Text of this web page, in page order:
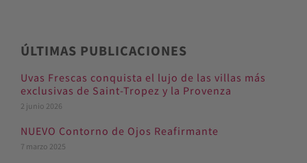
ÚLTIMAS PUBLICACIONES
Uvas Frescas conquista el lujo de las villas más
exclusivas de Saint-Tropez y la Provenza
2 junio 2026
NUEVO Contorno de Ojos Reafirmante
7 marzo 2025